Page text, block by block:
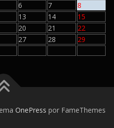
6 7
8
13 14
15
20 21
22
27 28
29
OnePress por FameThemes